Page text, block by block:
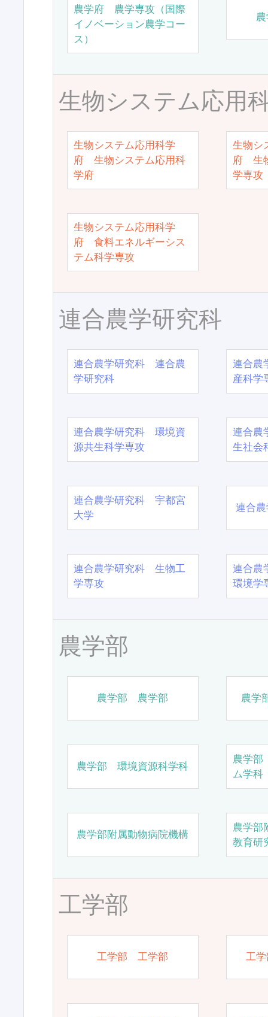
農学府 農学専攻（国際
イノベーション農学コー
ス）
生物システム応用
生物システム応用科学
府 生物システム応用科
学府
生物シ
府 生
学専攻
生物システム応用科学
府 食料エネルギーシス
テム科学専攻
連合農学研究科
連合農学研究科 連合農
学研究科
連合農
産科学
連合農学研究科 環境資
源共生科学専攻
連合農
生社会
連合農学研究科 宇都宮
大学
連合
連合農学研究科 生物工
学専攻
連合農
環境学
農学部
農学部 農学部 農学
農学部 環境資源科学科
農学
ム学科
農学部附属動物病院機構
農学部
教育研
工学部
工学部 工学部 工